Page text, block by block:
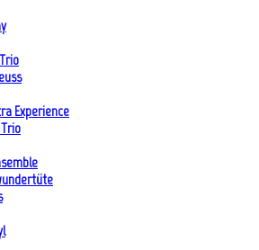
Experience